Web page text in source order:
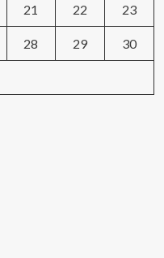
21 22 23
28 29 30